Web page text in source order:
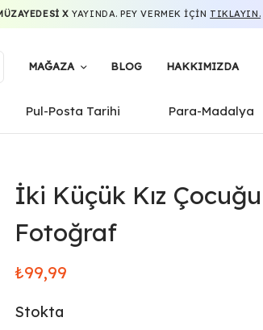
X YAYINDA. PEY VERMEK IÇIN TIKLAYIN.
MAĞAZA BLOG HAKKIMIZDA
Pul-Posta Tarihi Para-Madalya
İki Küçük Kız Çocuğu
Fotoğraf
₺99,99
Stokta